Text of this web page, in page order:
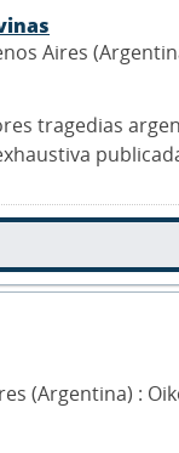
Aires
tragedias
(Argentina) :